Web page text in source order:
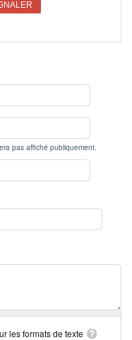
pas affiché publiquement.
les formats de texte